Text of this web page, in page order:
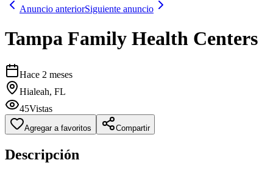
Anuncio anteriorSiguiente anuncio
Tampa Family Health Centers
Hace 2 meses
Hialeah, FL
45Vistas
Agregar a favoritos Compartir
Descripción